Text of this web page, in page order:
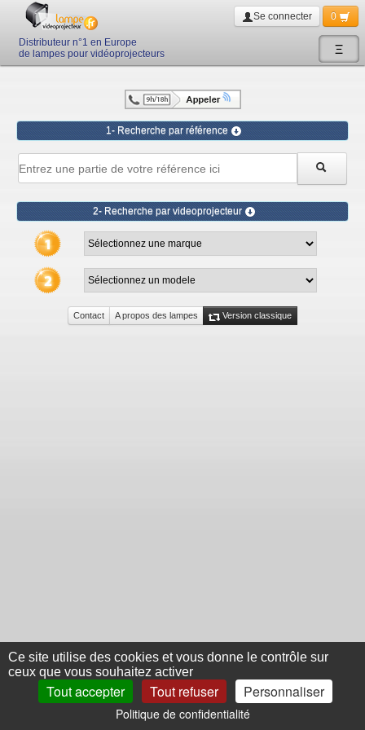
Ξ
Distributeur n°1 en Europe
de lampes pour vidéoprojecteurs
Se connecter 0
1- Recherche par référence
2- Recherche par videoprojecteur
Contact A propos des lampes Version classique
Ce site utilise des cookies et vous donne le contrôle sur
ceux que vous souhaitez activer
Tout accepter Tout refuser Personnaliser
Politique de confidentialité